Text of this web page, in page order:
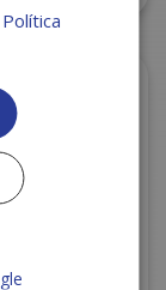
Política